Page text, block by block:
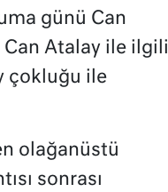
günü Can
Atalay ile ilgili
çokluğu ile
olağanüstü
sonrası